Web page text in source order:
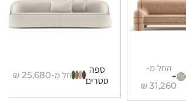
החל מ-
31,260
₪
+
ספה
סטרים
החל מ-25,680
₪